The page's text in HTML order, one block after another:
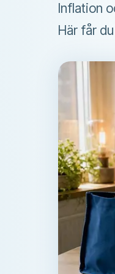
Inflation
Här får